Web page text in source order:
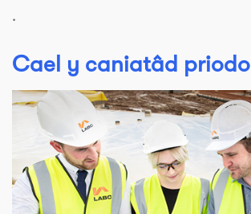
.
Cael y caniatâd priodol